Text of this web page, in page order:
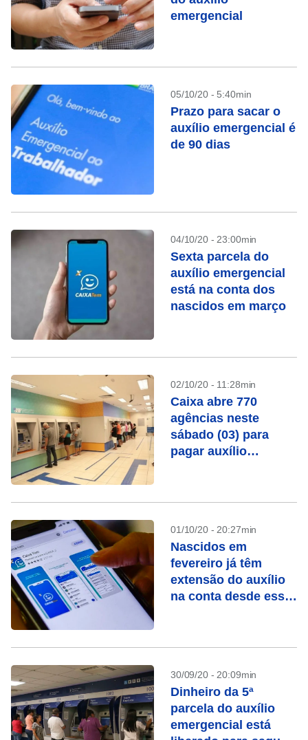
emergencial
05/10/20 - 5:40min
Prazo para sacar o
auxílio emergencial é
de 90 dias
04/10/20 - 23:00min
Sexta parcela do
auxílio emergencial
está na conta dos
nascidos em março
02/10/20 - 11:28min
Caixa abre 770
agências neste
sábado (03) para
pagar auxílio
01/10/20 - 20:27min
Nascidos em
fevereiro já têm
extensão do auxílio
na conta desde essa
30/09/20 - 20:09min
Dinheiro da 5ª
parcela do auxílio
emergencial está